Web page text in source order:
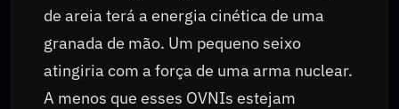
de areia terá a energia cinética de uma
granada de mão. Um pequeno seixo
atingiria com a força de uma arma nuclear.
A menos que esses OVNIs estejam